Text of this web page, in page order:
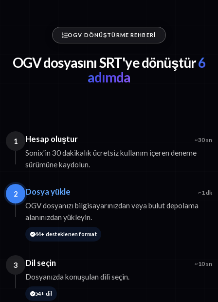
OGV DÖNÜŞTÜRME REHBERI
OGV dosyasını SRT'ye dönüştür6
adımda
1 Hesap oluştur ~30 sn
Sonix'in 30 dakikalık ücretsiz kullanım içeren deneme
sürümüne kaydolun.
2 Dosya yükle ~1 dk
OGV dosyanızı bilgisayarınızdan veya bulut depolama
alanınızdan yükleyin.
44+ desteklenen format
3 Dil seçin ~10 sn
Dosyanızda konuşulan dili seçin.
54+ dil